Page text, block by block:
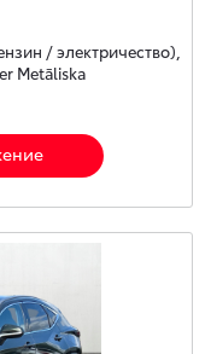
/ электричество),
Metāliska